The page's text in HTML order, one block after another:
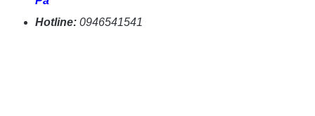
Hotline: 0946541541‬